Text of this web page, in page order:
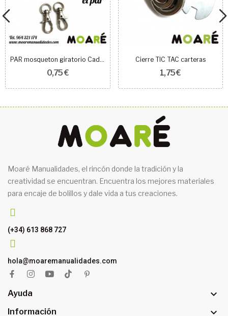
PAR mosqueton giratorio Cadena Bolso 30mm plata
0,75 €
Cierre TIC TAC carteras
1,75 €
Moaré Manualidades, el rincón donde la tradición y la
creatividad se encuentran. Encuentra los mejores materiales
para encaje de bolillos y dale vida a tus creaciones.
(+34) 613 868 727
hola@moaremanualidades.com
Ayuda 
Información 